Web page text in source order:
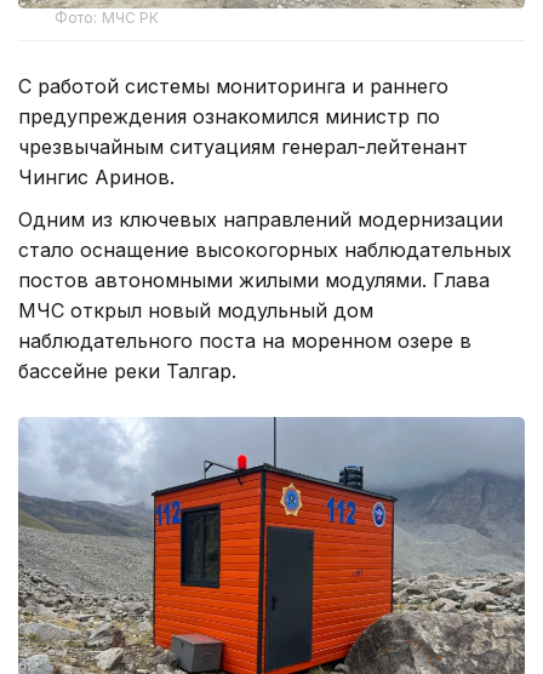
Фото: МЧС РК
С работой системы мониторинга и раннего
предупреждения ознакомился министр по
чрезвычайным ситуациям генерал-лейтенант
Чингис Аринов.
Одним из ключевых направлений модернизации
стало оснащение высокогорных наблюдательных
постов автономными жилыми модулями. Глава
МЧС открыл новый модульный дом
наблюдательного поста на моренном озере в
бассейне реки Талгар.